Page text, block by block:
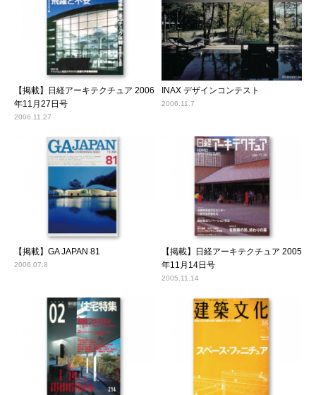
【掲載】日経アーキテクチュア 2006
年11月27日号
2006.11.27
INAX デザインコンテスト
2006.11.7
【掲載】GA JAPAN 81
2006.07.8
【掲載】日経アーキテクチュア 2005
年11月14日号
2005.11.14